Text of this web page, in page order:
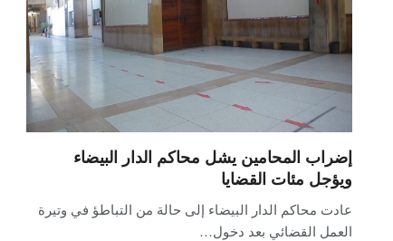
إضراب المحامين يشل محاكم الدار البيضاء
ويؤجل مئات القضايا
عادت محاكم الدار البيضاء إلى حالة من التباطؤ في وتيرة
العمل القضائي بعد دخول…